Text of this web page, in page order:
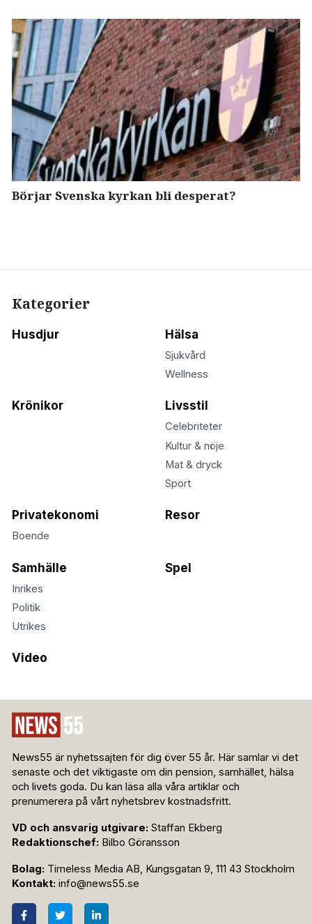
Börjar Svenska kyrkan bli desperat?
Kategorier
Husdjur Hälsa
Sjukvård
Wellness
Krönikor Livsstil
Celebriteter
Kultur & nöje
Mat & dryck
Sport
Privatekonomi
Boende
Resor
Samhälle
Inrikes
Politik
Utrikes
Spel
Video
News55 är nyhetssajten för dig över 55 år. Här samlar vi det
senaste och det viktigaste om din pension, samhället, hälsa
och livets goda. Du kan läsa alla våra artiklar och
prenumerera på vårt nyhetsbrev kostnadsfritt.
VD och ansvarig utgivare: Staffan Ekberg
Redaktionschef: Bilbo Göransson
Bolag: Timeless Media AB, Kungsgatan 9, 111 43 Stockholm
Kontakt: info@news55.se